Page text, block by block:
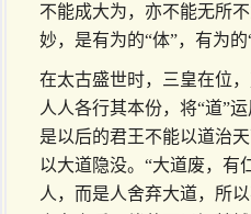
不能成大为，亦不能无所
妙，是有为的“体”，有为的“
在太古盛世时，三皇在位
人人各行其本份，将“道”
是以后的君王不能以道治
以大道隐没。“大道废，有
人，而是人舍弃大道，所